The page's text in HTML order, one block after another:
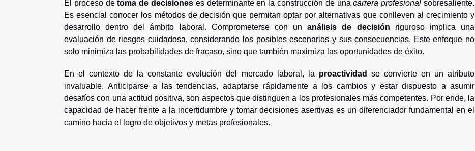
El proceso detoma de decisiones es determinante en la construcción de unacarrera profesional sobresaliente.
Es esencial conocer los métodos de decisión que permitan optar por alternativas que conlleven al crecimiento y
desarrollo dentro del ámbito laboral. Comprometerse con unanálisis de decisión riguroso implica una
evaluación de riesgos cuidadosa, considerando los posibles escenarios y sus consecuencias. Este enfoque no
solo minimiza las probabilidades de fracaso, sino que también maximiza las oportunidades de éxito.
En el contexto de la constante evolución del mercado laboral, la proactividad
se convierte en un atributo
invaluable. Anticiparse a las tendencias, adaptarse rápidamente a los cambios y estar dispuesto a asumir
desafíos con una actitud positiva, son aspectos que distinguen a los profesionales más competentes. Por ende, la
capacidad de hacer frente a la incertidumbre y tomar decisiones asertivas es un diferenciador fundamental en el
camino hacia el logro de objetivos y metas profesionales.